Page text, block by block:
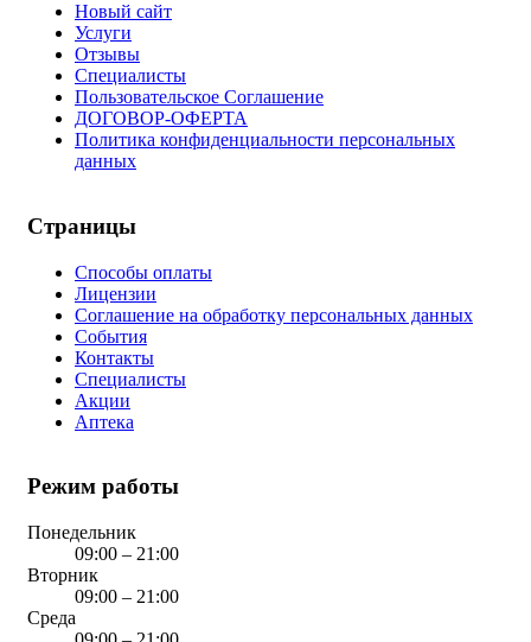
Новый сайт
Услуги
Отзывы
Специалисты
Пользовательское Соглашение
ДОГОВОР-ОФЕРТА
Политика конфиденциальности персональных
данных
Страницы
Способы оплаты
Лицензии
Соглашение на обработку персональных данных
События
Контакты
Специалисты
Акции
Аптека
Режим работы
Понедельник
09:00 – 21:00
Вторник
09:00 – 21:00
Среда